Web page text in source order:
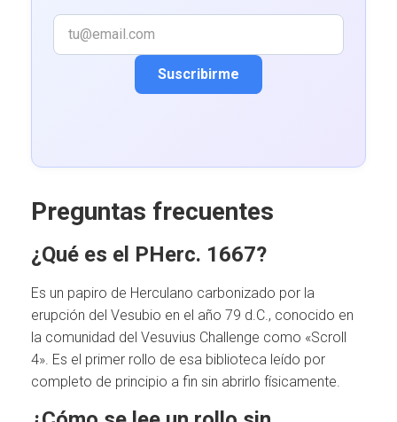
Suscribirme
Preguntas frecuentes
¿Qué es el PHerc. 1667?
Es un papiro de Herculano carbonizado por la
erupción del Vesubio en el año 79 d.C., conocido en
la comunidad del Vesuvius Challenge como «Scroll
4». Es el primer rollo de esa biblioteca leído por
completo de principio a fin sin abrirlo físicamente.